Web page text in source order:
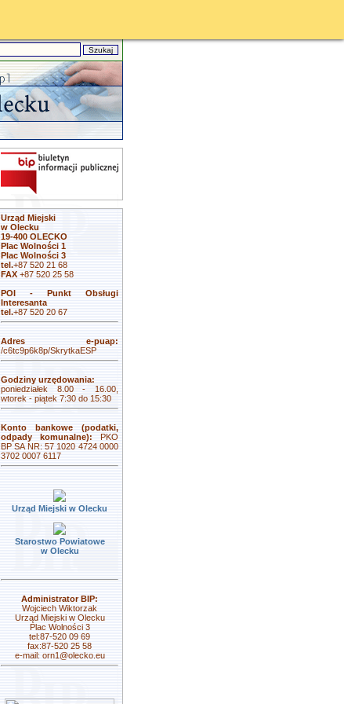
Urząd Miejski
w Olecku
19-400 OLECKO
Plac Wolności 1
Plac Wolności 3
tel.+87 520 21 68
FAX +87 520 25 58
POI - Punkt Obsługi
Interesanta
tel.+87 520 20 67
Adres e-puap:
/c6tc9p6k8p/SkrytkaESP
Godziny urzędowania:
poniedziałek 8.00 - 16.00,
wtorek - piątek 7:30 do 15:30
Konto bankowe (podatki,
odpady komunalne): PKO
BP SA NR: 57 1020 4724 0000
3702 0007 6117
Urząd Miejski w Olecku
Starostwo Powiatowe
w Olecku
Administrator BIP:
Wojciech Wiktorzak
Urząd Miejski w Olecku
Plac Wolności 3
tel:87-520 09 69
fax:87-520 25 58
e-mail: orn1@olecko.eu